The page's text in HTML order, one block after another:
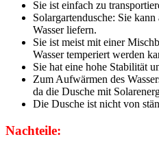
Sie ist einfach zu
Solargartendusche: Sie
Wasser liefern.
Sie ist meist mit einer
Wasser temperiert werden
Sie hat eine hohe Stabilität
Zum Aufwärmen des
da die Dusche mit
Die Dusche ist nicht von
Nachteile: